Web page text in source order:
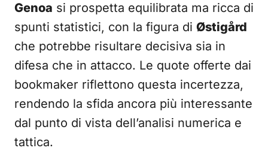
Genoa si prospetta equilibrata ma ricca di
spunti statistici, con la figura di Østigård
che potrebbe risultare decisiva sia in
difesa che in attacco. Le quote offerte dai
bookmaker riflettono questa incertezza,
rendendo la sfida ancora più interessante
dal punto di vista dell’analisi numerica e
tattica.